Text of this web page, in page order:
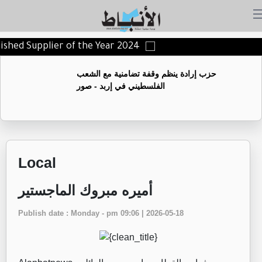
Supplier of the Year 2024
حزب إرادة ينظم وقفة تضامنية مع الشعب
الفلسطيني في إربد - صور
Local
أميره مبروك الماجستير
Publish date : Monday - pm 09:06 | 2026-05-18